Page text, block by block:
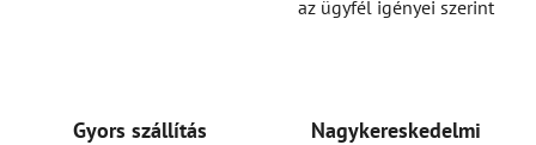
az ügyfél igényei szerint
Gyors szállítás
Nagykereskedelmi